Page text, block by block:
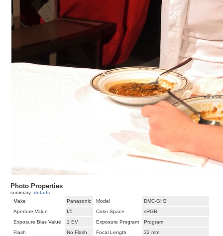
Photo Properties
summary details
Make
Panasonic Model
DMC-GH3
Aperture Value
f/5 Color Space
sRGB
Exposure Bias Value
1 EV Exposure Program
Program
Flash
No Flash Focal Length
32 mm